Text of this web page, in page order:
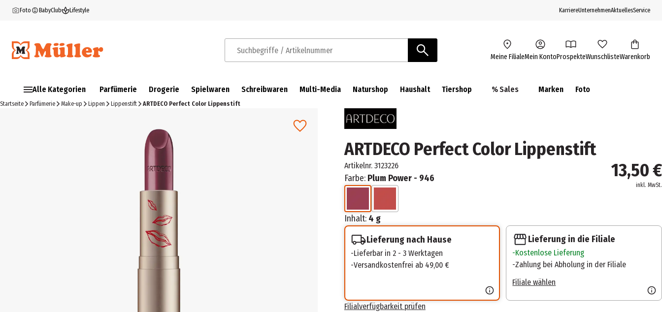
Foto BabyClub Lifestyle KarriereUnternehmenAktuellesService
Suchbegriffe / Artikelnummer Meine FilialeMein KontoProspekteWunschlisteWarenkorb
Alle Kategorien Parfümerie Drogerie Spielwaren Schreibwaren Multi-Media Naturshop Haushalt Tiershop % Sales Marken Foto
Startseite Parfümerie Make-up Lippen Lippenstift ARTDECO Perfect Color Lippenstift
ARTDECO Perfect Color Lippenstift
Artikelnr. 3123226
Farbe: Plum Power - 946
Inhalt: 4 g
13,50 €
inkl. MwSt.
Lieferung nach Hause
Lieferbar in 2 - 3 Werktagen
Versandkostenfrei ab 49,00 €
Lieferung in die Filiale
Kostenlose Lieferung
Zahlung bei Abholung in der Filiale
Filiale wählen
Filialverfügbarkeit prüfen